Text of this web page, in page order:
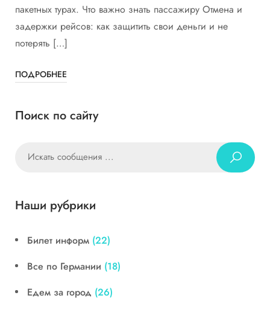
пакетных турах. Что важно знать пассажиру Отмена и
задержки рейсов: как защитить свои деньги и не
потерять […]
ПОДРОБНЕЕ
Поиск по сайту
Наши рубрики
Билет информ (22)
Все по Германии (18)
Едем за город (26)